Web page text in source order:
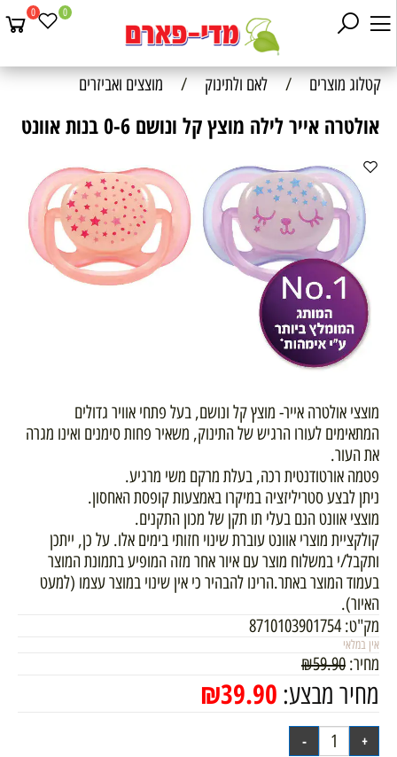
0 0
קטלוג מוצרים / לאם ולתינוק / מוצצים ואביזרים
אולטרה אייר לילה מוצץ קל ונושם 0-6 בנות אוונט
מוצצי אולטרה אייר- מוצץ קל ונושם, בעל פתחי אוויר גדולים
המתאימים לעורו הרגיש של התינוק, משאיר פחות סימנים ואינו מגרה
את העור.
פטמה אורטודנטית רכה, בעלת מרקם משי מרגיע.
ניתן לבצע סטריליזציה במיקרו באמצעות קופסת האחסון.
מוצצי אוונט הנם בעלי תו תקן של מכון התקנים.
קולקציית מוצרי אוונט עוברת שינוי חזותי בימים אלו. על כן, ייתכן
ותקבל/י במשלוח מוצר עם איור אחר מזה המופיע בתמונת המוצר
בעמוד המוצר באתר.הרינו להבהיר כי אין שינוי במוצר עצמו (למעט
האיור).
מק"ט: 8710103901754
אין במלאי
מחיר: ₪59.90
מחיר מבצע: ₪39.90